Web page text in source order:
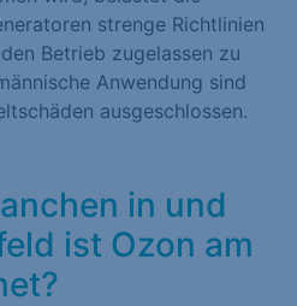
strenge Richtlinien
Betrieb zugelassen zu
Anwendung sind
ausgeschlossen.
in und
ist Ozon am